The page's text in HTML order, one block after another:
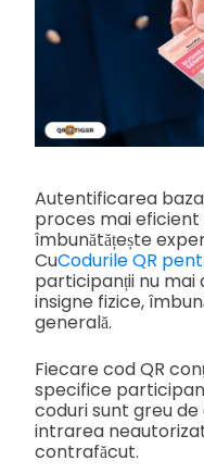
Autentificarea
proces mai
îmbunătățește
CuCodurile QR
participanții nu mai
insigne fizice,
generală.
Fiecare cod QR
specifice
coduri sunt greu
intrarea
contrafăcut.